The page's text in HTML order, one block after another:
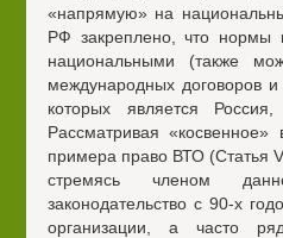
«напрямую» на
РФ закреплено, что нормы
национальными (также
международных договоров
которых является
Рассматривая «косвенное»
примера право ВТО (Статья
стремясь членом
законодательство с 90-х
организации, а часто